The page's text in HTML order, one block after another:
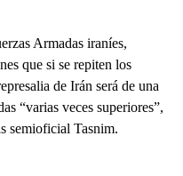
Armadas iraníes,
que si se repiten los
de Irán será de una
“varias veces superiores”,
semioficial Tasnim.